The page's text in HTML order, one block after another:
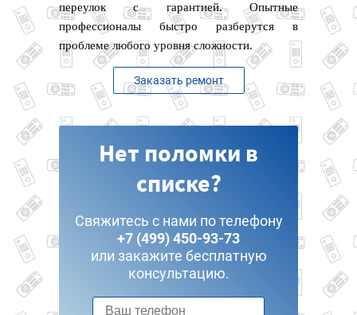
переулок с гарантией. Опытные
профессионалы быстро разберутся в
проблеме любого уровня сложности.
Заказать ремонт
Нет поломки в
списке?
Свяжитесь с нами по телефону
+7 (499) 450-93-73
или закажите бесплатную
консультацию.